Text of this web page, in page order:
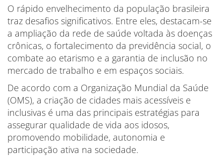
O rápido envelhecimento da população brasileira
traz desafios significativos. Entre eles, destacam-se
a ampliação da rede de saúde voltada às doenças
crônicas, o fortalecimento da previdência social, o
combate ao etarismo e a garantia de inclusão no
mercado de trabalho e em espaços sociais.
De acordo com a Organização Mundial da Saúde
(OMS), a criação de cidades mais acessíveis e
inclusivas é uma das principais estratégias para
assegurar qualidade de vida aos idosos,
promovendo mobilidade, autonomia e
participação ativa na sociedade.